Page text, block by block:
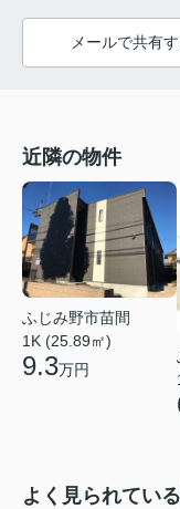
メールで共有
近隣の物件
ふじみ野市苗間
1K (25.89㎡)
9.3万円
よく見られてい